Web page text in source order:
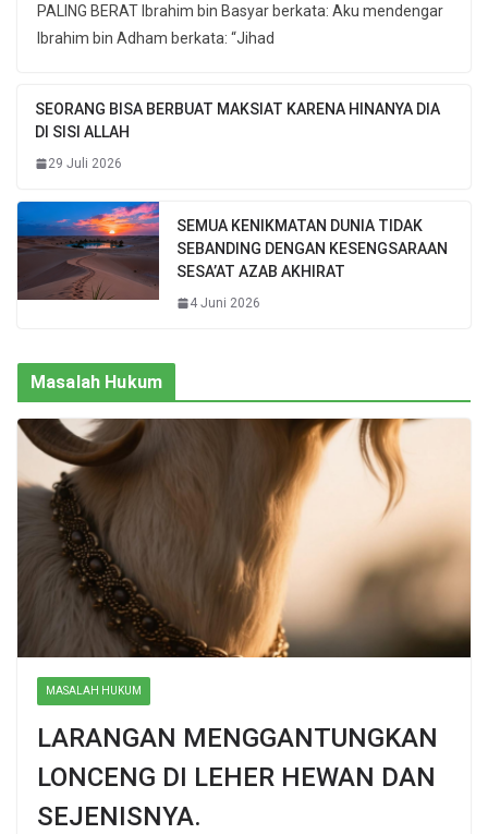
PALING BERAT Ibrahim bin Basyar berkata: Aku mendengar
Ibrahim bin Adham berkata: “Jihad
SEORANG BISA BERBUAT MAKSIAT KARENA HINANYA DIA
DI SISI ALLAH
29 Juli 2026
SEMUA KENIKMATAN DUNIA TIDAK
SEBANDING DENGAN KESENGSARAAN
SESA’AT AZAB AKHIRAT
4 Juni 2026
Masalah Hukum
MASALAH HUKUM
LARANGAN MENGGANTUNGKAN
LONCENG DI LEHER HEWAN DAN
SEJENISNYA.